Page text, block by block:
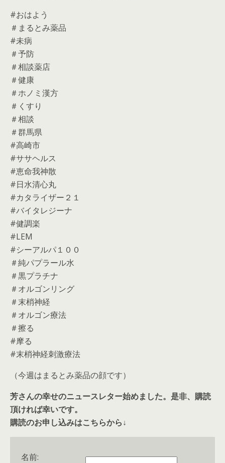
#おはよう
＃まるとみ薬品
#未病
＃予防
＃相談薬店
＃健康
＃ホノミ漢方
＃くすり
＃相談
＃群馬県
#高崎市
#ササヘルス
#恵命我神散
#日水清心丸
#カタライザー２１
#バイタレジーナ
#健調楽
#LEM
#シーアルパ１００
＃純パプラール水
＃黒プラチナ
＃オルゴンリング
＃末梢神経
＃オルゴン療法
＃擦る
#摩る
#末梢神経刺激療法
（今週はまるとみ薬品の顔です）
芳さんの幸せのニュースレター始めました。是非、購読
頂ければ幸いです。
購読のお申し込みはこちらから↓
名前: